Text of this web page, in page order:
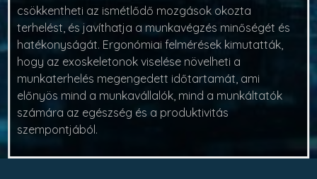
csökkentheti az ismétlődő mozgások okozta
terhelést, és javíthatja a munkavégzés minőségét és
hatékonyságát. Ergonómiai felmérések kimutatták,
hogy az exoskeletonok viselése növelheti a
munkaterhelés megengedett időtartamát, ami
előnyös mind a munkavállalók, mind a munkáltatók
számára az egészség és a produktivitás
szempontjából.